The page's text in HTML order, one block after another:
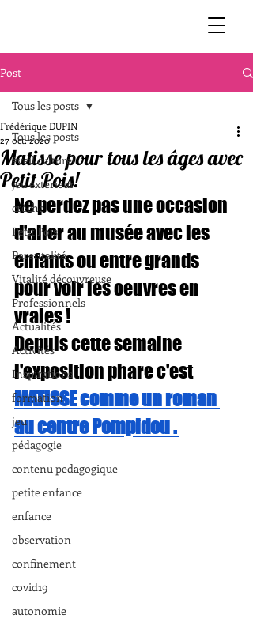
Post
Tous les posts
éveil culturel
jeu extérieur
crèche
Petit Pois
Parentalité
Vitalité découvreuse
Professionnels
Actualités
Activités
Inspirations
formation
jeu
pédagogie
contenu pedagogique
petite enfance
enfance
observation
confinement
covid19
autonomie
Tous les posts
Matisse pour tous les âges avec
Petit Pois!
Frédérique DUPIN
27 oct. 2020
Ne perdez pas une occasion
d'aller au musée avec les
enfants ou entre grands
pour voir les oeuvres en
vraies !
Depuis cette semaine
l'exposition phare c'est
MATISSE comme un roman
au centre Pompidou .